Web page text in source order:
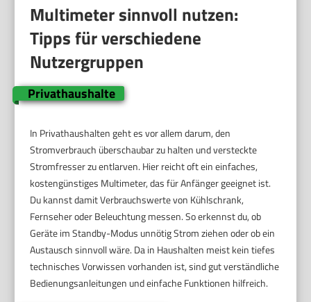
Multimeter sinnvoll nutzen:
Tipps für verschiedene
Nutzergruppen
Privathaushalte
In Privathaushalten geht es vor allem darum, den
Stromverbrauch überschaubar zu halten und versteckte
Stromfresser zu entlarven. Hier reicht oft ein einfaches,
kostengünstiges Multimeter, das für Anfänger geeignet ist.
Du kannst damit Verbrauchswerte von Kühlschrank,
Fernseher oder Beleuchtung messen. So erkennst du, ob
Geräte im Standby-Modus unnötig Strom ziehen oder ob ein
Austausch sinnvoll wäre. Da in Haushalten meist kein tiefes
technisches Vorwissen vorhanden ist, sind gut verständliche
Bedienungsanleitungen und einfache Funktionen hilfreich.